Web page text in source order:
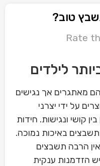
טוב?
Rate
לילדים
מאתגרים אך נגישים
על ידי יצרני
קושי ונגישות. חידות
באיכות נמוכה.
הרבה תשבצים
הזדמנות ענקית